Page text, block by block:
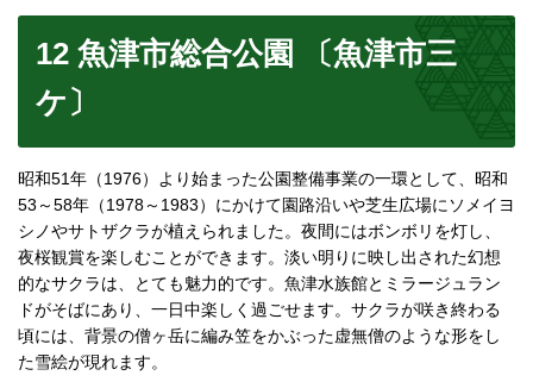
12 魚津市総合公園 〔魚津市三
ケ〕
昭和51年（1976）より始まった公園整備事業の一環として、昭和
53～58年（1978～1983）にかけて園路沿いや芝生広場にソメイヨ
シノやサトザクラが植えられました。夜間にはボンボリを灯し、
夜桜観賞を楽しむことができます。淡い明りに映し出された幻想
的なサクラは、とても魅力的です。魚津水族館とミラージュラン
ドがそばにあり、一日中楽しく過ごせます。サクラが咲き終わる
頃には、背景の僧ヶ岳に編み笠をかぶった虚無僧のような形をし
た雪絵が現れます。